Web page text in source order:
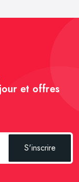
et offres
S'inscrire